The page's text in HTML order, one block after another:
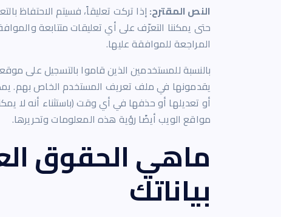
النص المقترح:إذا تركت تعليقاً، فسيتم الاحتفاظ
حتى يمكننا التعرّف على أي تعليقات متتابعة
المراجعة للموافقة عليها.
بالنسبة للمستخدمين الذين قاموا بالتسجيل على
يقدمونها في ملف تعريف المستخدم الخاص بهم.
أو تعديلها أو حذفها في أي وقت (باستثناء أنه لا
مواقع الويب أيضًا رؤية هذه المعلومات وتحريرها.
ماهي الحقوق
بياناتك